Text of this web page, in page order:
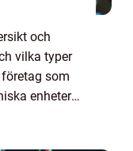
och
vilka typer
som
enheter